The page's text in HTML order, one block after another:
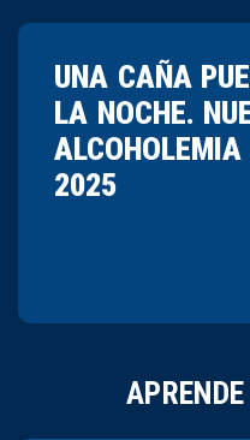
UNA CAÑA
LA NOCHE.
2025